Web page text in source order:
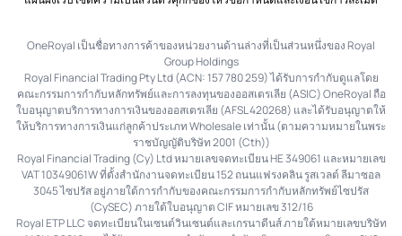
OneRoyal เป็นชื่อทางการค้าของหน่วยงานด้านล่างที่เป็นส่วนหนึ่งของ Royal
Group Holdings
Royal Financial Trading Pty Ltd (ACN: 157 780 259) ได้รับการกำกับดูแลโดย
คณะกรรมการกำกับหลักทรัพย์และการลงทุนของออสเตรเลีย (ASIC) OneRoyal ถือ
ใบอนุญาตบริการทางการเงินของออสเตรเลีย (AFSL 420268) และได้รับอนุญาตให้
ให้บริการทางการเงินแก่ลูกค้าประเภท Wholesale เท่านั้น (ตามความหมายในพระ
ราชบัญญัติบริษัท 2001 (Cth))
Royal Financial Trading (Cy) Ltd หมายเลขจดทะเบียน HE 349061 และหมายเลข
VAT 10349061W ที่ตั้งสำนักงานจดทะเบียน 152 ถนนแฟรงคลิน รูสเวลต์ ลีมาซอล
3045 ไซปรัส อยู่ภายใต้การกำกับของคณะกรรมการกำกับหลักทรัพย์ไซปรัส
(CySEC) ภายใต้ใบอนุญาต CIF หมายเลข 312/16
Royal ETP LLC จดทะเบียนในเซนต์วินเซนต์และเกรนาดีนส์ ภายใต้หมายเลขบริษัท